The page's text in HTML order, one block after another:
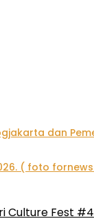
Culture Fest #4